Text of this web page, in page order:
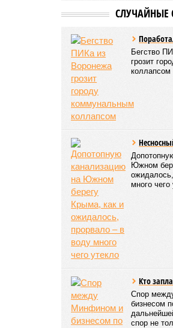
СЛУЧАЙНЫЕ
Бегство
грозит
коллапсом
Южном
много чего
Кто
Спор
бизнесом
спор не